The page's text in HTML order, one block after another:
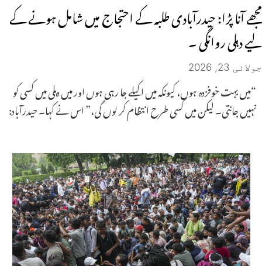
مجھے آنا پڑا: حیدرآبادی طلبہ کے احتجاج میں شامل ہونے کے
لیے دہلی روانگی ۔
جولائی 23, 2026
“میں بہت خوفزدہ ہوں، کیونکہ میں اکیلے جا رہی ہوں اور میں دہلی میں کسی کو
نہیں جانتی۔ لیکن میں کسی طرح انتظام کر لوں گی،” اس نے کہا۔ حیدرآباد: